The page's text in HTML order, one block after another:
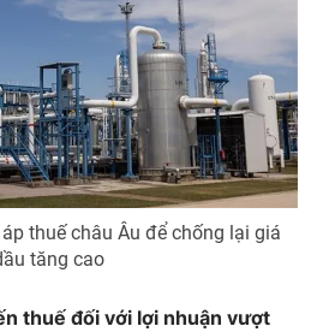
Bất động sản
Tấm lòng Việt
Vươn mình bằng AI
VTV8
thuế châu Âu để chống lại giá
tăng cao
thuế đối với lợi nhuận vượt